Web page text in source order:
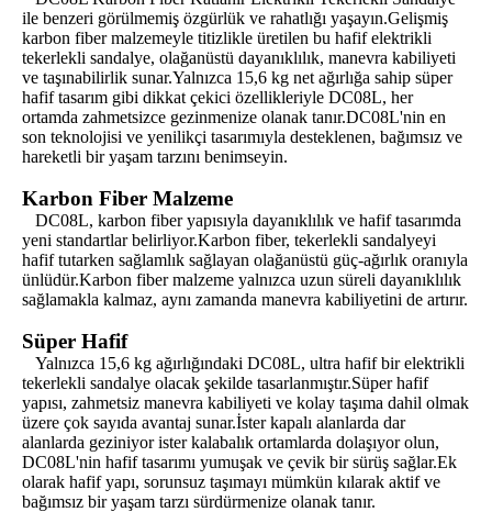
ile benzeri görülmemiş özgürlük ve rahatlığı yaşayın.Gelişmiş
karbon fiber malzemeyle titizlikle üretilen bu hafif elektrikli
tekerlekli sandalye, olağanüstü dayanıklılık, manevra kabiliyeti
ve taşınabilirlik sunar.Yalnızca 15,6 kg net ağırlığa sahip süper
hafif tasarım gibi dikkat çekici özellikleriyle DC08L, her
ortamda zahmetsizce gezinmenize olanak tanır.DC08L'nin en
son teknolojisi ve yenilikçi tasarımıyla desteklenen, bağımsız ve
hareketli bir yaşam tarzını benimseyin.
Karbon Fiber Malzeme
DC08L, karbon fiber yapısıyla dayanıklılık ve hafif tasarımda
yeni standartlar belirliyor.Karbon fiber, tekerlekli sandalyeyi
hafif tutarken sağlamlık sağlayan olağanüstü güç-ağırlık oranıyla
ünlüdür.Karbon fiber malzeme yalnızca uzun süreli dayanıklılık
sağlamakla kalmaz, aynı zamanda manevra kabiliyetini de artırır.
Süper Hafif
Yalnızca 15,6 kg ağırlığındaki DC08L, ultra hafif bir elektrikli
tekerlekli sandalye olacak şekilde tasarlanmıştır.Süper hafif
yapısı, zahmetsiz manevra kabiliyeti ve kolay taşıma dahil olmak
üzere çok sayıda avantaj sunar.İster kapalı alanlarda dar
alanlarda geziniyor ister kalabalık ortamlarda dolaşıyor olun,
DC08L'nin hafif tasarımı yumuşak ve çevik bir sürüş sağlar.Ek
olarak hafif yapı, sorunsuz taşımayı mümkün kılarak aktif ve
bağımsız bir yaşam tarzı sürdürmenize olanak tanır.